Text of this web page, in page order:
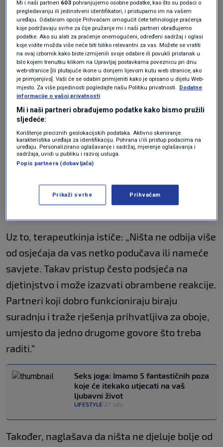
Znate li ove pojmove ili vas je
pregazilo vrijeme?
LIFESTYLE|1. tra.
"Riječ koja ima samo tri slova, a
uništila je stotine veza i brakova"
LIFESTYLE|12. lip.
Dobri partneri znaju tražiti ono što im treba i
otvoreno govoriti o svojim osjećajima.
„Nitko ne može čitati tuđe misli, zato je iskren
razgovor nužan čak i kada može izazvati ljutnju
ili nelagodu. Potrebna je hrabrost da se suočite
ogorčenost se s vremenom nakuplja i
Uz to, terapeutkinja ističe: „Ništa ne odbija više
od osjećaja da vas netko podučava ili nameće
savjete. Takav pristup često podsjeća na
djetinjstvo i može izazvati obrambene reakcije.
Partneri koji dobro funkcioniraju biraju
suradnju i traže rješenja prihvatljiva za oboje,
umjesto da jedno drugome govore što treba
raditi.“
Seks joga: Imamo 5 fantastičnih poza
koje će itekako utjecati na vaš
ljubavni život
LIFESTYLE 27. ožu.
Također, naglašava da ništa ne djeluje bolje od
Mi i naši partneri 603 pohranjujemo osobne podatke, kao što su podaci o
pregledavanju ili jedinstveni identifikatori, i pristupamo im na vašem
uređaju. Odabirom opcije Prihvaćam omogućit ćete tehnologije praćenja
koje podržavaju svrhe za čije pružanje mi i naši partneri obrađujemo
podatke. Ako su alati za praćenje onemogućeni, određeni sadržaj i oglasi
koje vidite možda više neće biti toliko relevantni za vas. Možete se vratiti
na ovaj izbornik kako biste izmijenili svoje odabire ili povukli pristanak u
bilo kojem trenutku klikom na Upravljaj postavkama poveznicu pri dnu
web-stranice [ili plutajuće ikone u donjem lijevom kutu web stranice, ako
je primjenjivo]. Vaši će se odabiri primijeniti kako je opisano u dijelu Web-
mjesto. Za više pojedinosti pogledajte našu Politiku privatnosti.
Dodatne
informacije o vašoj privatnosti
Mi i naši partneri obrađujemo podatke kako bismo pružili
sljedeće:
Korištenje preciznih geolokacijskih podataka. Aktivno skeniranje
karakteristika uređaja za identifikaciju. Pohrana i/ili pristup podacima na
uređaju. Personalizirano oglašavanje i sadržaj, mjerenje oglašavanja i
sadržaja, uvidi u publiku i razvoj usluga.
Popis partnera (dobavljača)
Prikaži svrhe Prihvaćam